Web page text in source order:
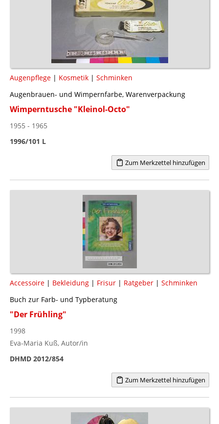
Augenpflege | Kosmetik | Schminken
Augenbrauen- und Wimpernfarbe, Warenverpackung
Wimperntusche "Kleinol-Octo"
1955 - 1965
1996/101 L
Zum Merkzettel hinzufügen
Accessoire | Bekleidung | Frisur | Ratgeber | Schminken
Buch zur Farb- und Typberatung
"Der Frühling"
1998
Eva-Maria Kuß, Autor/in
DHMD 2012/854
Zum Merkzettel hinzufügen